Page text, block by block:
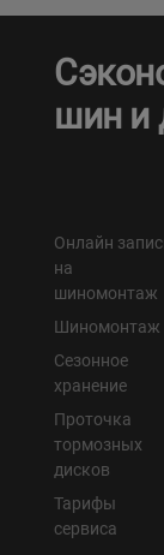
шин и
Онлайн
на
шиномонтаж
Шиномонтаж
Сезонное
хранение
Проточка
тормозных
дисков
Тарифы
сервиса